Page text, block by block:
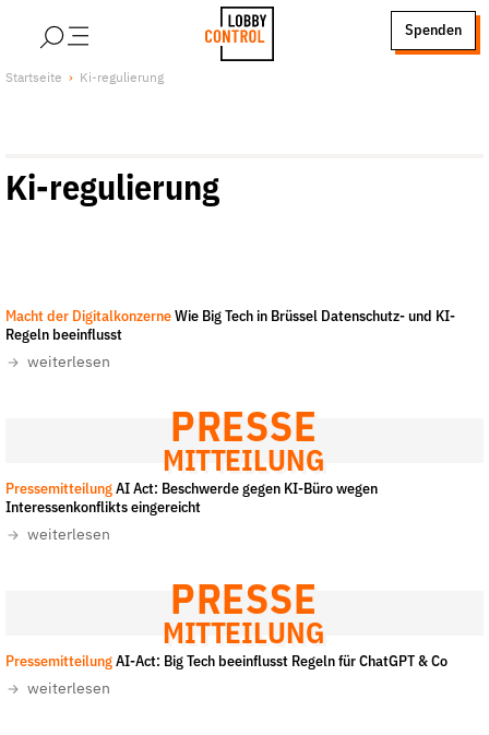
Spenden
Über uns
Finanzierung
Unsere Schwerpunkte
Lobbykontrolle und Regeln
Macht der Digitalkonzerne
Fördermitglied werden
Jetzt Spenden
Bußgelder und Geldauflagen
Testamentsspende
Startseite Ki-regulierung
Ki-regulierung
Macht der Digitalkonzerne Wie Big Tech in Brüssel Datenschutz- und KI-
Regeln beeinflusst
weiterlesen
PRESSE
MITTEILUNG
Pressemitteilung AI Act: Beschwerde gegen KI-Büro wegen
Interessenkonflikts eingereicht
weiterlesen
PRESSE
MITTEILUNG
Pressemitteilung AI-Act: Big Tech beeinflusst Regeln für ChatGPT & Co
weiterlesen